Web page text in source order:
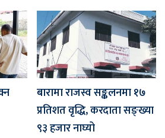
बारामा राजस्व सङ्कलनमा १७
प्रतिशत वृद्धि, करदाता सङ्ख्या
९३ हजार नाघ्यो